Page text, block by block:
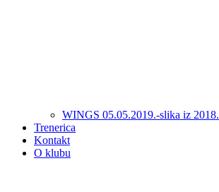
WINGS 05.05.2019.-slika iz 2018.
Trenerica
Kontakt
O klubu